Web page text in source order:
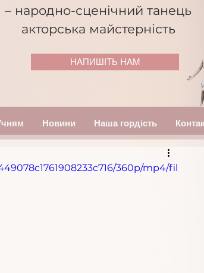
– народно-сценічний танець
акторська майстерність
НАПИШІТЬ НАМ
Новини Наша гордість
360p/mp4/fil